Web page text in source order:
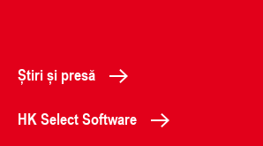
Știri și presă
HK Select Software